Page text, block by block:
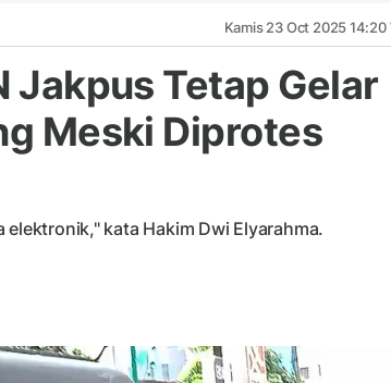
Kamis 23 Oct 2025 14:20
Jakpus Tetap Gelar
Meski Diprotes
kata Hakim Dwi Elyarahma.